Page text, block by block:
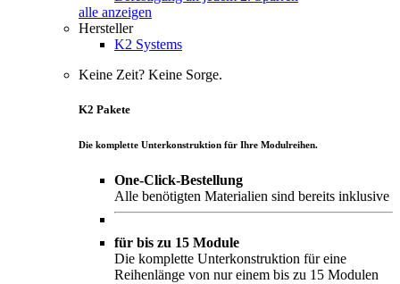
alle anzeigen
Hersteller
K2 Systems
Keine Zeit? Keine Sorge.
K2 Pakete
Die komplette Unterkonstruktion für Ihre Modulreihen.
One-Click-Bestellung
Alle benötigten Materialien sind bereits inklusive
für bis zu 15 Module
Die komplette Unterkonstruktion für eine
Reihenlänge von nur einem bis zu 15 Modulen